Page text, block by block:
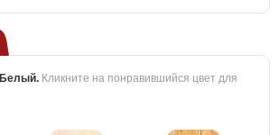
Белый. Кликните на понравившийся цвет для